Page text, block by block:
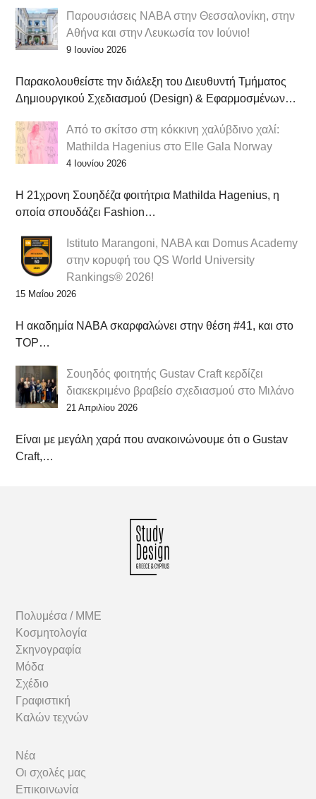
Παρουσιάσεις NABA στην Θεσσαλονίκη, στην
Αθήνα και στην Λευκωσία τον Ιούνιο!
9 Ιουνίου 2026
Παρακολουθείστε την διάλεξη του Διευθυντή Τμήματος
Δημιουργικού Σχεδιασμού (Design) & Εφαρμοσμένων…
Από το σκίτσο στη κόκκινη χαλύβδινο χαλί:
Mathilda Hagenius στο Elle Gala Norway
4 Ιουνίου 2026
Η 21χρονη Σουηδέζα φοιτήτρια Mathilda Hagenius, η
οποία σπουδάζει Fashion…
Istituto Marangoni, NABA και Domus Academy
στην κορυφή του QS World University
Rankings® 2026!
15 Μαΐου 2026
Η ακαδημία NABA σκαρφαλώνει στην θέση #41, και στο
TOP…
Σουηδός φοιτητής Gustav Craft κερδίζει
διακεκριμένο βραβείο σχεδιασμού στο Μιλάνο
21 Απριλίου 2026
Είναι με μεγάλη χαρά που ανακοινώνουμε ότι ο Gustav
Craft,…
Πολυμέσα / MME
Κοσμητολογία
Σκηνογραφία
Μόδα
Σχέδιο
Γραφιστική
Καλών τεχνών
Νέα
Οι σχολές μας
Επικοινωνία